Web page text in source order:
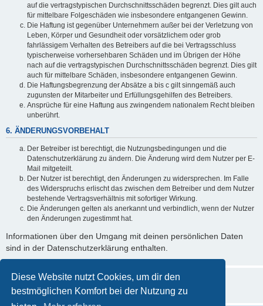
Diese Website nutzt Cookies, um dir den
bestmöglichen Komfort bei der Nutzung zu
auf die vertragstypischen Durchschnittsschäden begrenzt. Dies gilt auch
für mittelbare Folgeschäden wie insbesondere entgangenen Gewinn.
Die Haftung ist gegenüber Unternehmern außer bei der Verletzung von
Leben, Körper und Gesundheit oder vorsätzlichem oder grob
fahrlässigem Verhalten des Betreibers auf die bei Vertragsschluss
typischerweise vorhersehbaren Schäden und im Übrigen der Höhe
nach auf die vertragstypischen Durchschnittsschäden begrenzt. Dies gilt
auch für mittelbare Schäden, insbesondere entgangenen Gewinn.
Die Haftungsbegrenzung der Absätze a bis c gilt sinngemäß auch
zugunsten der Mitarbeiter und Erfüllungsgehilfen des Betreibers.
Ansprüche für eine Haftung aus zwingendem nationalem Recht bleiben
unberührt.
6. ÄNDERUNGSVORBEHALT
Der Betreiber ist berechtigt, die Nutzungsbedingungen und die
Datenschutzerklärung zu ändern. Die Änderung wird dem Nutzer per E-
Mail mitgeteilt.
Der Nutzer ist berechtigt, den Änderungen zu widersprechen. Im Falle
des Widerspruchs erlischt das zwischen dem Betreiber und dem Nutzer
bestehende Vertragsverhältnis mit sofortiger Wirkung.
Die Änderungen gelten als anerkannt und verbindlich, wenn der Nutzer
den Änderungen zugestimmt hat.
Informationen über den Umgang mit deinen persönlichen Daten
sind in der Datenschutzerklärung enthalten.